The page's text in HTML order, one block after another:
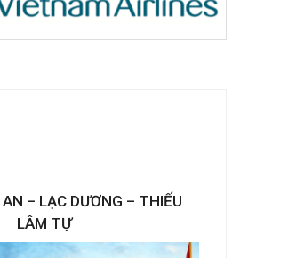
– LẠC DƯƠNG – THIẾU
LÂM TỰ